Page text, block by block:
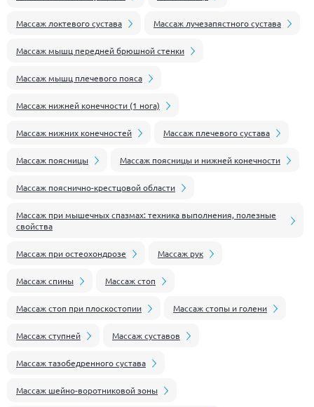
Массаж локтевого сустава Массаж лучезапястного сустава
Массаж мышц передней брюшной стенки
Массаж мышц плечевого пояса
Массаж нижней конечности (1 нога)
Массаж нижних конечностей Массаж плечевого сустава
Массаж поясницы Массаж поясницы и нижней конечности
Массаж пояснично-крестцовой области
Массаж при мышечных спазмах: техника выполнения, полезные
свойства
Массаж при остеохондрозе Массаж рук
Массаж спины Массаж стоп
Массаж стоп при плоскостопии Массаж стопы и голени
Массаж ступней Массаж суставов
Массаж тазобедренного сустава
Массаж шейно-воротниковой зоны